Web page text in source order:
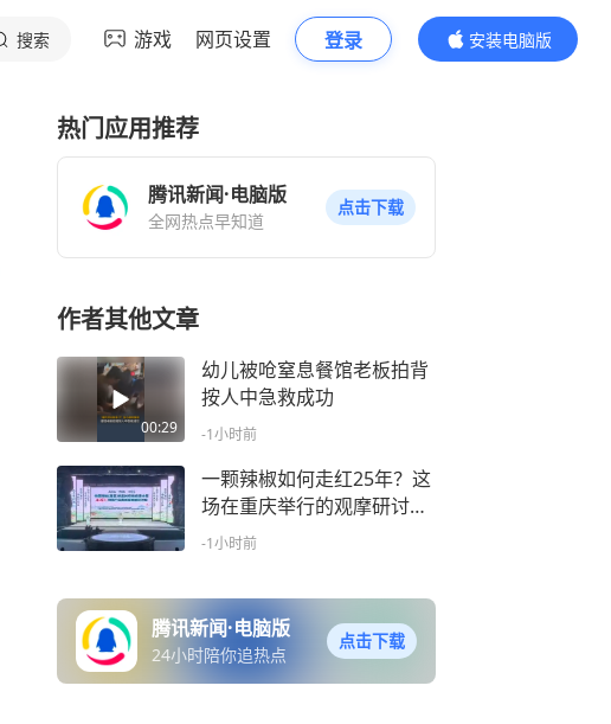
搜索 游戏 网页设置 登录
安装电脑版
内容更精彩
热门应用推荐
腾讯新闻·电脑版
全网热点早知道
点击下载
作者其他文章
00:29
幼儿被呛窒息餐馆老板拍背
按人中急救成功
-1小时前
一颗辣椒如何走红25年？这
场在重庆举行的观摩研讨会
说清楚了
-1小时前
腾讯新闻·电脑版
24小时陪你追热点
点击下载